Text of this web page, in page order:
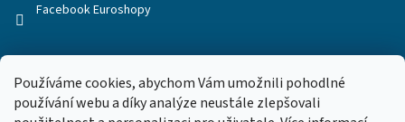
Používáme cookies, abychom Vám umožnili pohodlné
používání webu a díky analýze neustále zlepšovali
Facebook Euroshopy